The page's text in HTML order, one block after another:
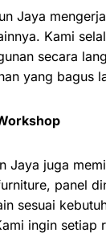
Jaya
Kami
secara
yang bagus
Jaya juga
panel
sesuai
ingin setiap